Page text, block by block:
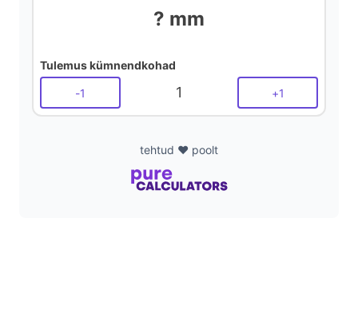
? mm
Tulemus kümnendkohad
-1 1 +1
tehtud ❤️ poolt